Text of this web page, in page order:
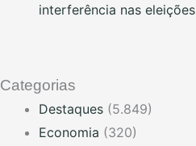
interferência nas eleições
Categorias
Destaques (5.849)
Economia (320)